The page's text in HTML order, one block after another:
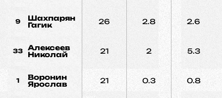
9
Шахпарян
Гагик
26 2.8 2.6
33
Алексеев
Николай
21 2 5.3
1
Воронин
Ярослав
21 0.3 0.8